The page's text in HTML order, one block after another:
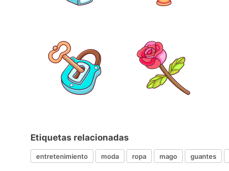
Etiquetas relacionadas
entretenimiento moda ropa mago guantes